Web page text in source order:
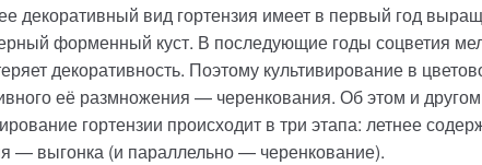
декоративный вид гортензия имеет в первый год
форменный куст. В последующие годы соцветия
декоративность. Поэтому культивирование в
её размножения — черенкования. Об этом и
гортензии происходит в три этапа: летнее
— выгонка (и параллельно — черенкование).